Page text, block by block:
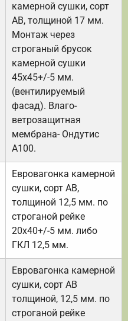
камерной сушки, сорт
АВ, толщиной 17 мм.
Монтаж через
строганый брусок
камерной сушки
45х45+/-5 мм.
(вентилируемый
фасад). Влаго-
ветрозащитная
мембрана- Ондутис
А100.
Евровагонка камерной
сушки, сорт АВ,
толщиной 12,5 мм. по
строганой рейке
20х40+/-5 мм. либо
ГКЛ 12,5 мм.
Евровагонка камерной
сушки, сорт АВ
толщиной, 12,5 мм. по
строганой рейке